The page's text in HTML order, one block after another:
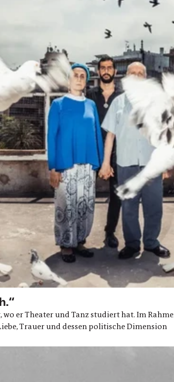
er Theater und Tanz studiert hat. Im
Trauer und dessen politische Dimension